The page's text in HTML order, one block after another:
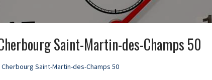
Saint-Martin-des-Champs 50
Saint-Martin-des-Champs 50